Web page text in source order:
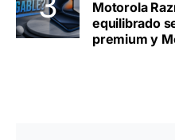
Motorola
equilibrado
premium y